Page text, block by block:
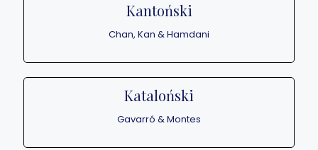
Kantoński
Chan, Kan & Hamdani
Kataloński
Gavarró & Montes